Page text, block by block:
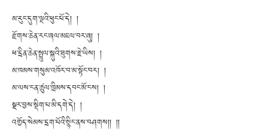
མ་རུང་དུག་ལྔའི་ཕུང་པོ་དེ། །
རྫོགས་ཆེན་རང་ཞལ་མཇལ་བར་ཞུ། །
ཕ་དྲིན་ཆེན་སྤྲུལ་སྐུའི་ཐུགས་རྗེ་ཡིས། །
མ་ཁམས་གསུམ་འཁོར་བ་མ་སྟོང་བར། །
མ་ལས་ངན་ཚུལ་ཁྲིམས་དབང་མོ་ངས། །
སྔར་བྱས་སྡིག་པ་མི་དགེ་དེ། །
འགྱོད་སེམས་དྲག་པོའི་སྙིང་ནས་བཤགས།། །།